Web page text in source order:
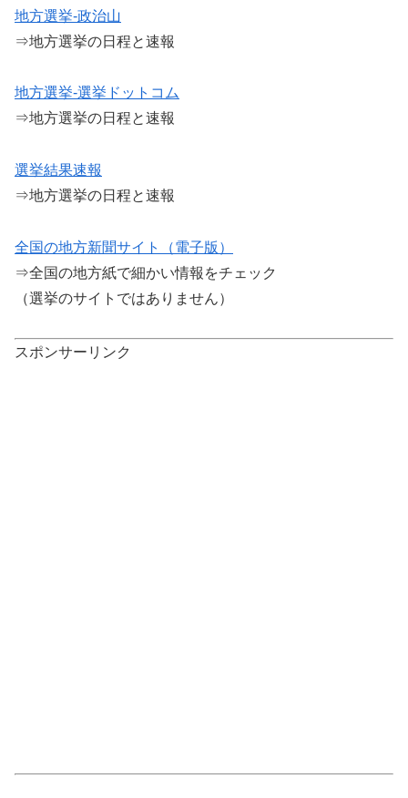
地方選挙-政治山
⇒地方選挙の日程と速報
地方選挙-選挙ドットコム
⇒地方選挙の日程と速報
選挙結果速報
⇒地方選挙の日程と速報
全国の地方新聞サイト（電子版）
⇒全国の地方紙で細かい情報をチェック
（選挙のサイトではありません）
スポンサーリンク